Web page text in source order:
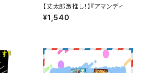
【丈太郎激推し！】『アマンディー
ナ』
¥1,540